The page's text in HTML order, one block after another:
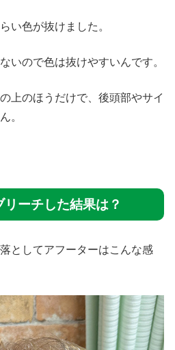
い色が抜けました。
いので色は抜けやすいんです。
上のほうだけで、後頭部やサイ
。
ーチした結果は？
としてアフーターはこんな感